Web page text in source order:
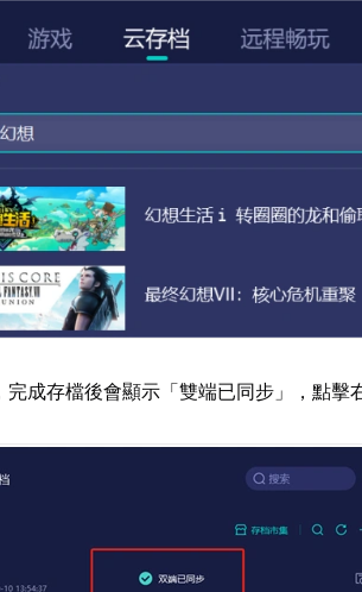
成存檔後會顯示「雙端已同步」，點擊